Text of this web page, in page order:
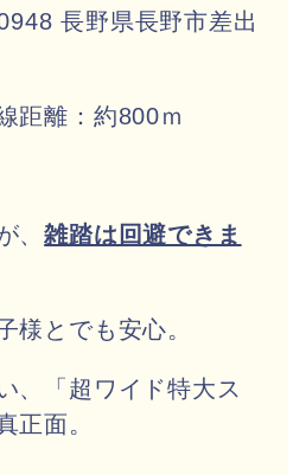
長野県長野市差出
距離：約800ｍ
、雑踏は回避できま
様とでも安心。
、「超ワイド特大ス
正面。